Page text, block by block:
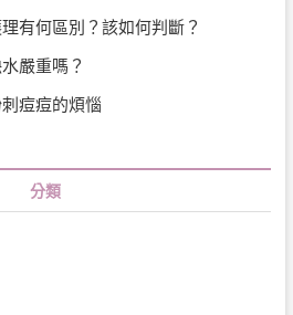
有何區別？該如何判斷？
嚴重嗎？
痘痘的煩惱
分類